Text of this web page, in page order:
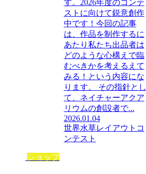
す。2026年度のコンテ
ストに向けて鋭意創作
中です！今回の記事
は、作品を制作するに
あたり私たち出品者は
どのような心構えで臨
むべきかを考えるえて
みる！という内容にな
ります。 その指針とし
て、ネイチャーアクア
リウムの創設者で...
2026.01.04
世界水草レイアウトコ
ンテスト
ショップ